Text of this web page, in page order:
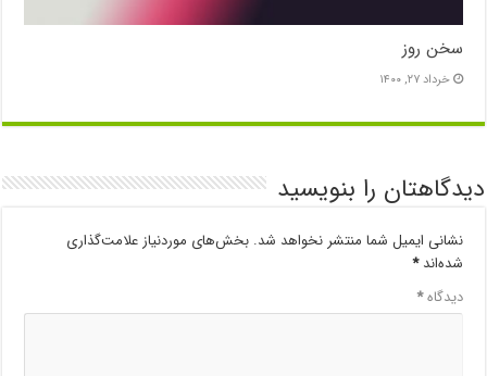
سخن روز
خرداد ۲۷, ۱۴۰۰
دیدگاهتان را بنویسید
نشانی ایمیل شما منتشر نخواهد شد. بخش‌های موردنیاز علامت‌گذاری
شده‌اند*
دیدگاه*